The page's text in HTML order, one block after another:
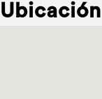
Ubicación